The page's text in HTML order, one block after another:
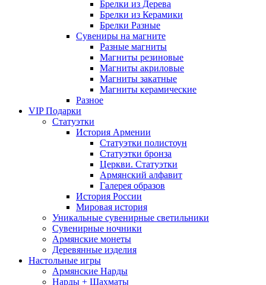
Брелки из Дерева
Брелки из Керамики
Брелки Разные
Сувениры на магните
Разные магниты
Магниты резиновые
Магниты акриловые
Магниты закатные
Магниты керамические
Разное
VIP Подарки
Статуэтки
История Армении
Статуэтки полистоун
Статуэтки бронза
Церкви. Статуэтки
Армянский алфавит
Галерея образов
История России
Мировая история
Уникальные сувенирные светильники
Сувенирные ночники
Армянские монеты
Деревянные изделия
Настольные игры
Армянские Нарды
Нарды + Шахматы